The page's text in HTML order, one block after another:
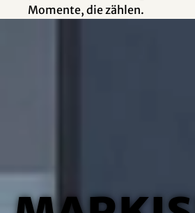
Momente, die zählen.